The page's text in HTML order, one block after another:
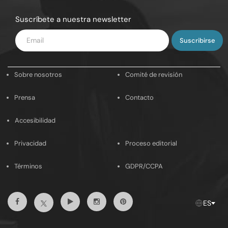
Suscríbete a nuestra newsletter
Introduce
tu
Sobre nosotros Comité de revisión
Prensa Contacto
Accesibilidad
Privacidad Proceso editorial
Términos GDPR/CCPA
FacebookTwitterYoutubeInstagramPinterest ES